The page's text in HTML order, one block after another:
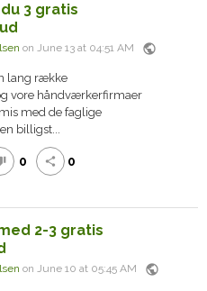
3 gratis
on June 13 at 04:51 AM public
lang række
vore håndværkerfirmaer
med de faglige
billigst...
0 share 0
2-3 gratis
on June 10 at 05:45 AM public